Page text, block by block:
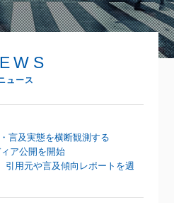
ュース
言及実態を横断観測する
ィア公開を開始
引用元や言及傾向レポートを週